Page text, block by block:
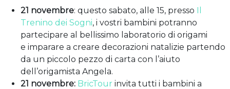
21 novembre: questo sabato, alle 15, presso Il
Trenino dei Sogni, i vostri bambini potranno
partecipare al bellissimo laboratorio di origami
e imparare a creare decorazioni natalizie partendo
da un piccolo pezzo di carta con l’aiuto
dell’origamista Angela.
21 novembre: BricTour invita tutti i bambini a